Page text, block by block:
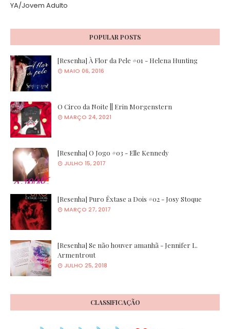
YA/Jovem Adulto
POPULAR POSTS
[Resenha] À Flor da Pele #01 - Helena Hunting
MAIO 06, 2016
O Circo da Noite || Erin Morgenstern
MARÇO 24, 2021
[Resenha] O Jogo #03 - Elle Kennedy
JULHO 15, 2017
[Resenha] Puro Êxtase a Dois #02 - Josy Stoque
MARÇO 27, 2017
[Resenha] Se não houver amanhã - Jennifer L.
Armentrout
JULHO 25, 2018
CLASSIFICAÇÃO